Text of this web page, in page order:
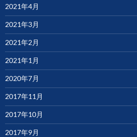
2021年4月
2021年3月
2021年2月
2021年1月
2020年7月
2017年11月
2017年10月
2017年9月